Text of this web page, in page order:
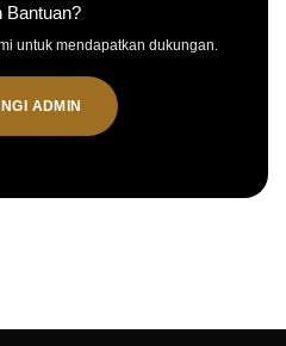
Bantuan?
untuk mendapatkan dukungan.
ADMIN